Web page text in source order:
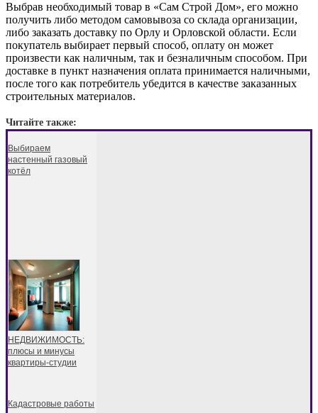
Выбрав необходимый товар в «Сам Строй Дом», его можно
получить либо методом самовывоза со склада организации,
либо заказать доставку по Орлу и Орловской области. Если
покупатель выбирает первый способ, оплату он может
произвести как наличным, так и безналичным способом. При
доставке в пункт назначения оплата принимается наличными,
после того как потребитель убедится в качестве заказанных
строительных материалов.
Читайте также:
Выбираем
настенный газовый
котёл
НЕДВИЖИМОСТЬ:
плюсы и минусы
квартиры-студии
Кадастровые работы